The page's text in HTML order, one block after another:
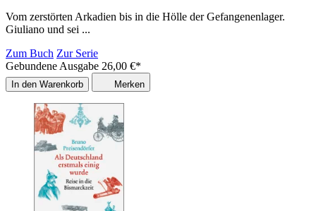
Vom zerstörten Arkadien bis in die Hölle der Gefangenenlager.
Giuliano und sei ...
Zum Buch Zur Serie
Gebundene Ausgabe 26,00 €*
In den Warenkorb Merken